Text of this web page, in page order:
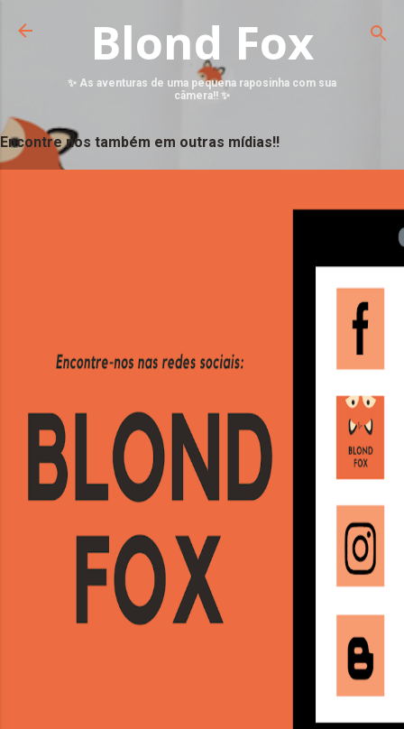
Blond Fox
✨ As aventuras de uma pequena raposinha com sua
câmera!! ✨
Encontre nos também em outras mídias!!